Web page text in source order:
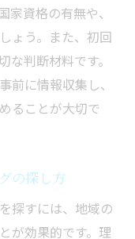
家資格の有無や、
ょう。また、初回
判断材料です。
前に情報収集し、
ることが大切で
の探し方
探すには、地域の
が効果的です。理